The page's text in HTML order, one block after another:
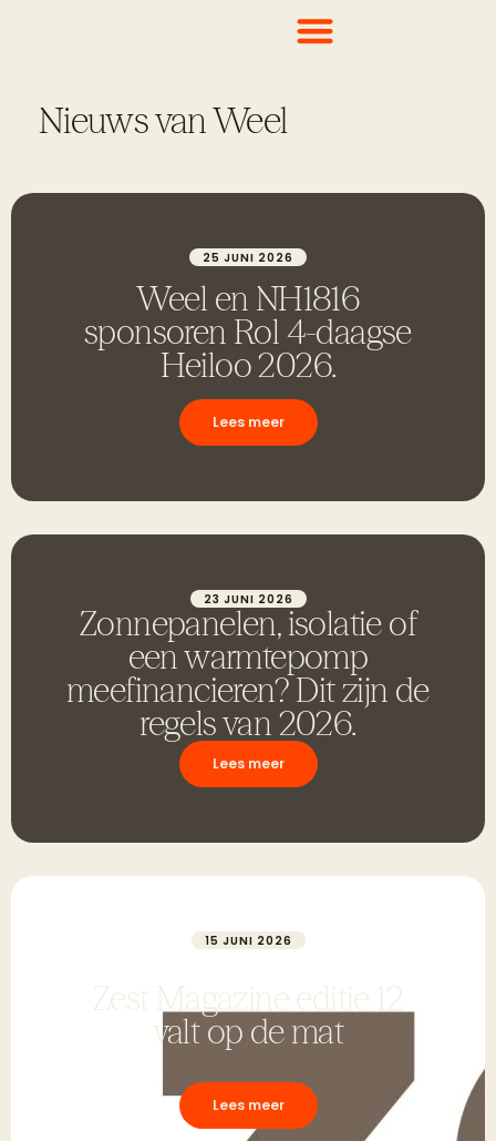
Nieuws van Weel
25 JUNI 2026
Weel en NH1816
sponsoren Rol 4-daagse
Heiloo 2026.
Lees meer
23 JUNI 2026
Zonnepanelen, isolatie of
een warmtepomp
meefinancieren? Dit zijn de
regels van 2026.
Lees meer
15 JUNI 2026
Zest Magazine editie 12
valt op de mat
Lees meer